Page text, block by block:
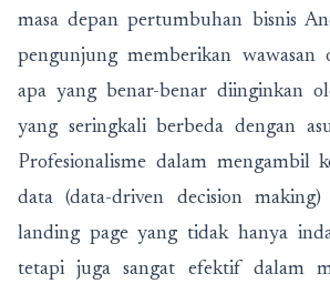
masa depan pertumbuhan bisnis
pengunjung memberikan wawasan
apa yang benar-benar diinginkan
yang seringkali berbeda dengan
Profesionalisme dalam mengambil
data (data-driven decision
landing page yang tidak hanya
tetapi juga sangat efektif dalam